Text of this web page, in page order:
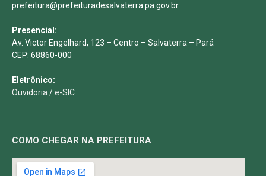
prefeitura@prefeituradesalvaterra.pa.gov.br
Presencial:
Av. Victor Engelhard, 123 – Centro – Salvaterra – Pará
CEP: 68860-000
Eletrônico:
Ouvidoria/e-SIC
COMO CHEGAR NA PREFEITURA